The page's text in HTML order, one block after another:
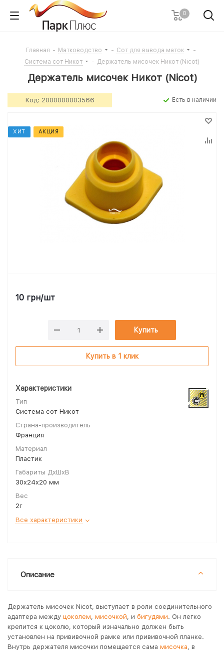
0
Главная - Матководство - Сот для вывода маток
-
Система сот Никот
- Держатель мисочек Никот (Nicot)
Держатель мисочек Никот (Nicot)
Код: 2000000003566 Есть в наличии
ХИТ АКЦИЯ
Характеристики
Тип
Система сот Никот
Страна-производитель
Франция
Материал
Пластик
Габариты ДхШхВ
30x24x20 мм
Вес
2г
Все характеристики
10 грн/шт
Купить
Купить в 1 клик
Описание
Держатель мисочек Nicot, выступает в роли соединительного
адаптера между цоколем, мисочкой, и бигудями. Он легко
крепится к цоколю, который изначально должен быть
установлен на прививочной рамке или прививочной планке.
Внутрь держателя мисочки помещается сама мисочка, в